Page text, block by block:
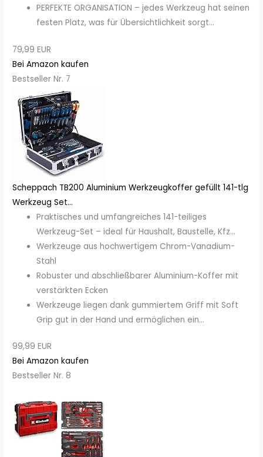
PERFEKTE ORGANISATION – jedes Werkzeug hat seinen
festen Platz, was für Übersichtlichkeit sorgt...
79,99 EUR
Bei Amazon kaufen
Bestseller Nr. 7
Scheppach TB200 Aluminium Werkzeugkoffer gefüllt 141-tlg
Werkzeug Set...
Praktisches und umfangreiches 141-teiliges
Werkzeug-Set – ideal für Haushalt, Baustelle, Kfz...
Werkzeuge aus hochwertigem Chrom-Vanadium-
Stahl
Robuster und abschließbarer Aluminium-Koffer mit
verstärkten Ecken
Werkzeuge liegen dank gummiertem Griff mit Soft
Grip gut in der Hand und ermöglichen ein...
99,99 EUR
Bei Amazon kaufen
Bestseller Nr. 8